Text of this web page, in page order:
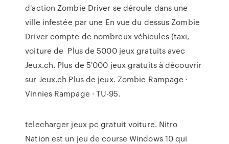
d'action Zombie Driver se déroule dans une
ville infestée par une En vue du dessus Zombie
Driver compte de nombreux véhicules (taxi,
voiture de Plus de 5000 jeux gratuits avec
Jeux.ch. Plus de 5'000 jeux gratuits à découvrir
sur Jeux.ch Plus de jeux. Zombie Rampage ·
Vinnies Rampage · TU-95.
telecharger jeux pc gratuit voiture. Nitro
Nation est un jeu de course Windows 10 qui